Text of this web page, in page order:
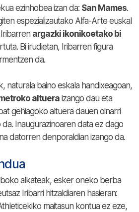
ezinhobea izan da: San Mames.
espezializautako Alfa-Arte euskal
argazki ikonikoetako bi
Bi irudietan, Iribarren figura
da.
k, naturala baino eskala handixeagoan,
altuera izango dau eta
gehiagoko altuera dauen oinarri
Inaugurazinoaren data ez dago
datorren denporaldian izango da.
alkateak, esker oneko berba
Iribarri hitzaldiaren hasieran:
maitasun kontua ez eze,